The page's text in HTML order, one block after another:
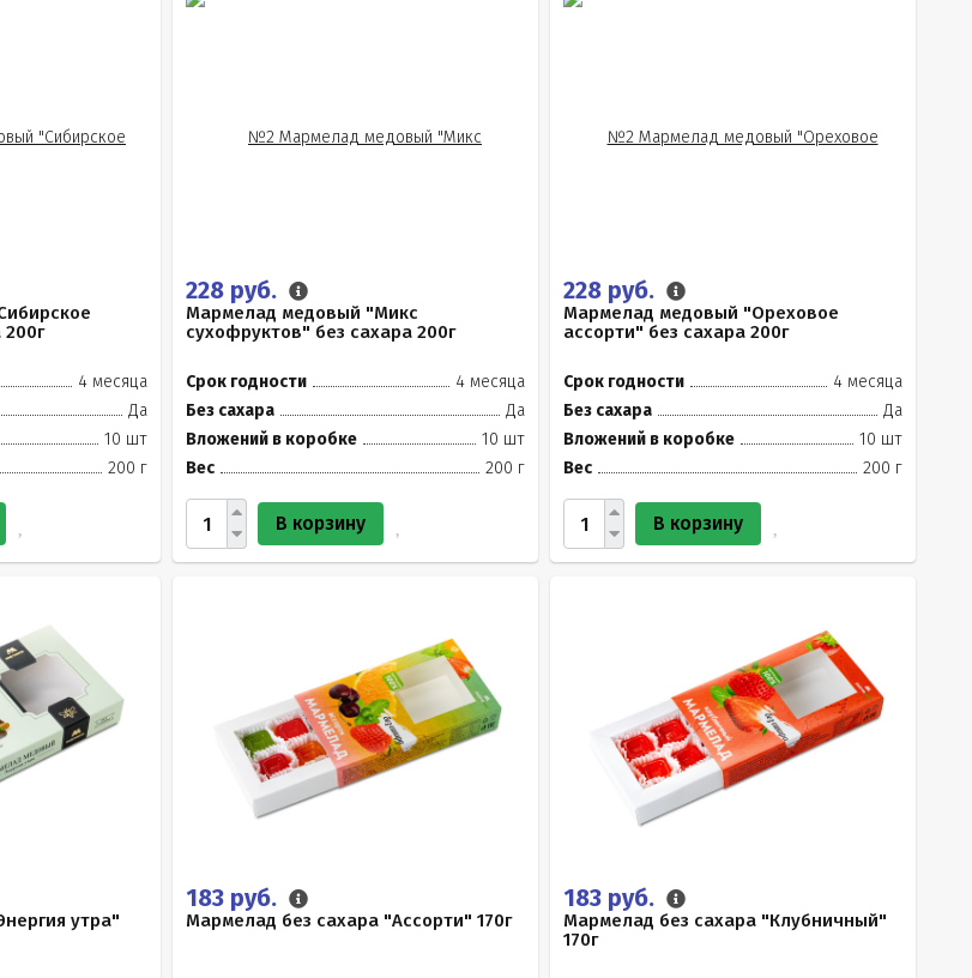
4 месяца
Да
10 шт
200 г
228 руб.
Мармелад медовый "Микс
сухофруктов" без сахара 200г
Срок годности
4 месяца
Без сахара
Да
Вложений в коробке
10 шт
Вес
200 г
В корзину
228 руб.
Мармелад медовый "Ореховое
ассорти" без сахара 200г
Срок годности
4 месяца
Без сахара
Да
Вложений в коробке
10 шт
Вес
200 г
В корзину
утра"
183 руб.
Мармелад без сахара "Ассорти" 170г
183 руб.
Мармелад без сахара "Клубничный"
170г